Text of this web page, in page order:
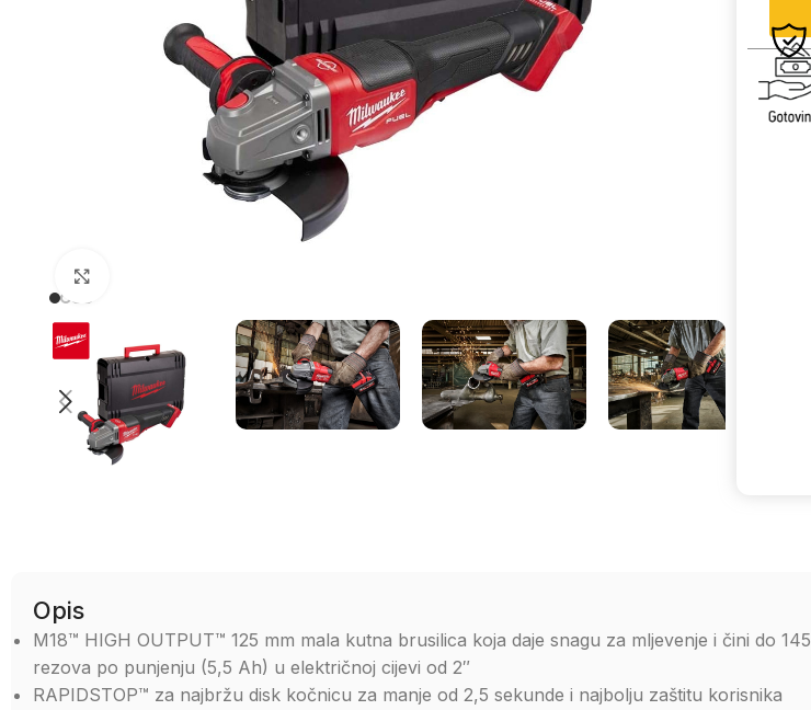
Opis
M18™ HIGH OUTPUT™ 125 mm mala kutna brusilica koja daje snagu za mljevenje i čini do 145
rezova po punjenju (5,5 Ah) u električnoj cijevi od 2″
RAPIDSTOP™ za najbržu disk kočnicu za manje od 2,5 sekunde i najbolju zaštitu korisnika